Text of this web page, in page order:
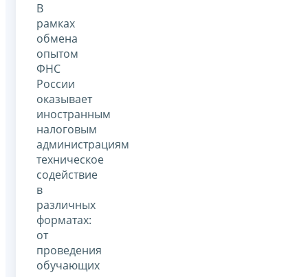
В
рамках
обмена
опытом
ФНС
России
оказывает
иностранным
налоговым
администрациям
техническое
содействие
в
различных
форматах:
от
проведения
обучающих